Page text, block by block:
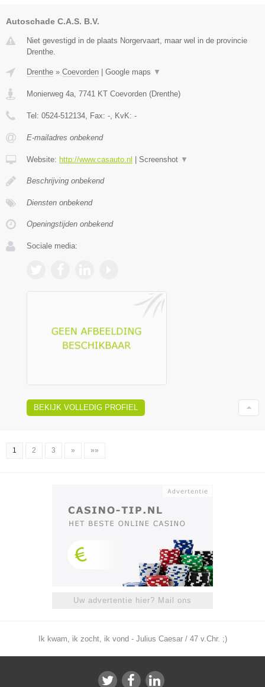
Autoschade C.A.S. B.V.
Niet gevestigd in de plaats Norgervaart, maar wel in de provincie
Drenthe.
Drenthe » Coevorden Google maps ▼
Monierweg 4a 7741 KT Coevorden (Drenthe)
Tel: 0524-512134 , Fax: - , KvK: -
E-mailadres onbekend
Website: http://www.casauto.nl Screenshot ▼
Beschrijving onbekend
Diensten onbekend
Openingstijden onbekend
Sociale media:
BEKIJK VOLLEDIG PROFIEL
1 2 3 » »»
Uw advertentie hier? Mail ons
Ik kwam, ik zocht, ik vond - Julius Caesar / 47 v.Chr. ;)